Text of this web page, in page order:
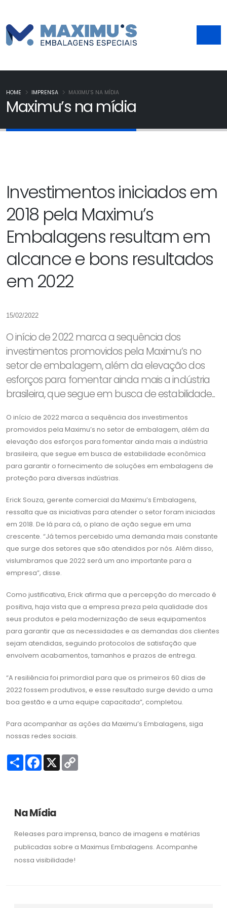
Maximu’s na mídia
HOME IMPRENSA MAXIMU’S NA MÍDIA
Investimentos iniciados em
2018 pela Maximu’s
Embalagens resultam em
alcance e bons resultados
em 2022
15/02/2022
O início de 2022 marca a sequência dos
investimentos promovidos pela Maximu’s no
setor de embalagem, além da elevação dos
esforços para fomentar ainda mais a indústria
brasileira, que segue em busca de estabilidade...
O início de 2022 marca a sequência dos investimentos
promovidos pela Maximu’s no setor de embalagem, além da
elevação dos esforços para fomentar ainda mais a indústria
brasileira, que segue em busca de estabilidade econômica
para garantir o fornecimento de soluções em embalagens de
proteção para diversas indústrias.
Erick Souza, gerente comercial da Maximu’s Embalagens,
ressalta que as iniciativas para atender o setor foram iniciadas
em 2018. De lá para cá, o plano de ação segue em uma
crescente. “Já temos percebido uma demanda mais constante
que surge dos setores que são atendidos por nós. Além disso,
vislumbramos que 2022 será um ano importante para a
empresa”, disse.
Como justificativa, Erick afirma que a percepção do mercado é
positiva, haja vista que a empresa preza pela qualidade dos
seus produtos e pela modernização de seus equipamentos
para garantir que as necessidades e as demandas dos clientes
sejam atendidas, seguindo protocolos de satisfação que
envolvem acabamentos, tamanhos e prazos de entrega.
“A resiliência foi primordial para que os primeiros 60 dias de
2022 fossem produtivos, e esse resultado surge devido a uma
boa gestão e a uma equipe capacitada”, completou.
Para acompanhar as ações da Maximu’s Embalagens, siga
nossas redes sociais.
S
F
k
X
Na Mídia
Releases para imprensa, banco de imagens e matérias
publicadas sobre a Maximus Embalagens. Acompanhe
nossa visibilidade!